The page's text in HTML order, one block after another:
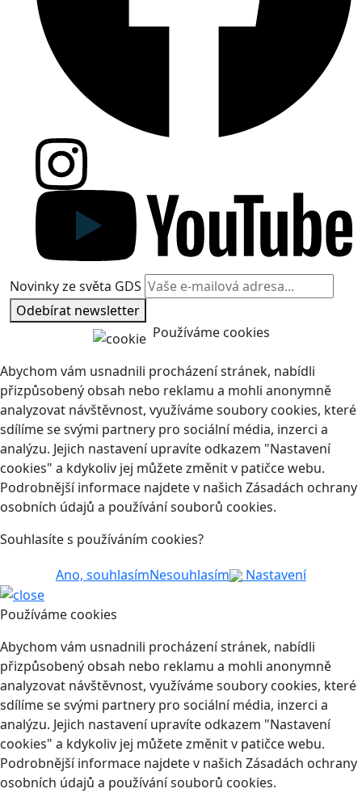
Novinky ze světa GDS
Odebírat newsletter
Používáme cookies
Abychom vám usnadnili procházení stránek, nabídli
přizpůsobený obsah nebo reklamu a mohli anonymně
analyzovat návštěvnost, využíváme soubory cookies, které
sdílíme se svými partnery pro sociální média, inzerci a
analýzu. Jejich nastavení upravíte odkazem "Nastavení
cookies" a kdykoliv jej můžete změnit v patičce webu.
Podrobnější informace najdete v našich Zásadách ochrany
osobních údajů a používání souborů cookies.
Souhlasíte s používáním cookies?
Ano, souhlasímNesouhlasím Nastavení
Používáme cookies
Abychom vám usnadnili procházení stránek, nabídli
přizpůsobený obsah nebo reklamu a mohli anonymně
analyzovat návštěvnost, využíváme soubory cookies, které
sdílíme se svými partnery pro sociální média, inzerci a
analýzu. Jejich nastavení upravíte odkazem "Nastavení
cookies" a kdykoliv jej můžete změnit v patičce webu.
Podrobnější informace najdete v našich Zásadách ochrany
osobních údajů a používání souborů cookies.